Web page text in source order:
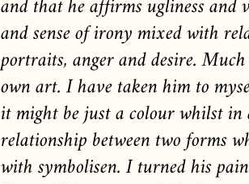
and that he affirms ugliness
and sense of irony mixed with
portraits, anger and desire.
own art. I have taken him to
it might be just a colour whilst in
relationship between two forms
with symbolisen. I turned his